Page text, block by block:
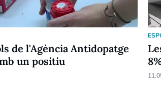
de l'Agència Antidopatge
un positiu